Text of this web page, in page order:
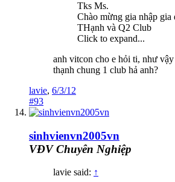
Tks Ms.
Chào mừng gia nhập gia
THạnh và Q2 Club
Click to expand...
anh vitcon cho e hỏi ti, như
thạnh chung 1 club hả anh?
lavie, 6/3/12
#93
sinhvienvn2005vn
VĐV Chuyên Nghiệp
lavie said: ↑